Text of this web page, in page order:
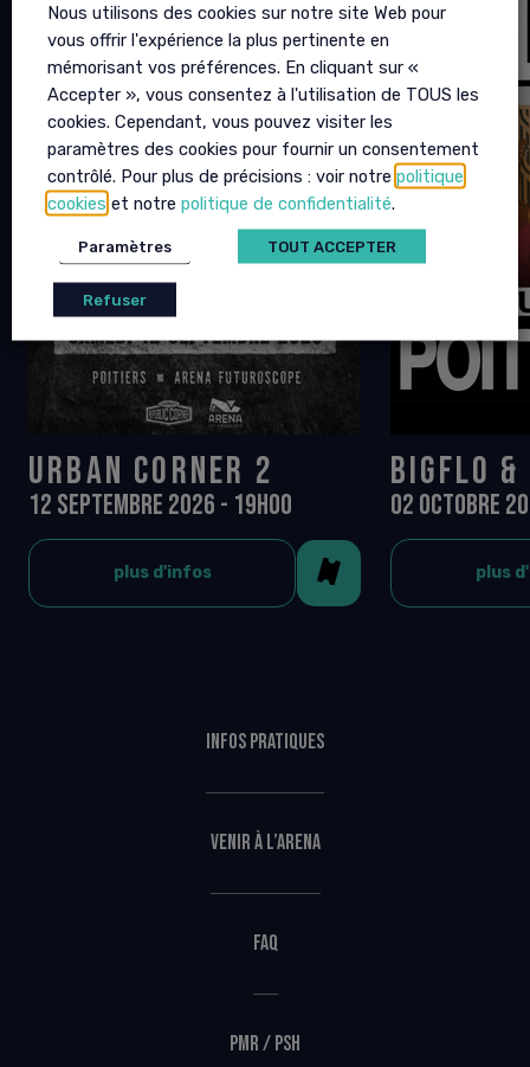
URBAN CORNER 2
12 SEPTEMBRE 2026 - 19H00
plus d'infos
BIGFLO
02 OCTOBRE
plus
Infos pratiques
Venir à l’Arena
FAQ
PMR / PSH
Nous utilisons des cookies sur notre site Web pour
vous offrir l'expérience la plus pertinente en
mémorisant vos préférences. En cliquant sur «
Accepter », vous consentez à l'utilisation de TOUS les
cookies. Cependant, vous pouvez visiter les
paramètres des cookies pour fournir un consentement
contrôlé. Pour plus de précisions : voir notre politique
cookies et notre politique de confidentialité.
Paramètres TOUT ACCEPTER
Refuser